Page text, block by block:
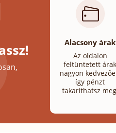
Alacsony árak
Az oldalon
feltüntetett árak
nagyon
így pénzt
takaríthatsz